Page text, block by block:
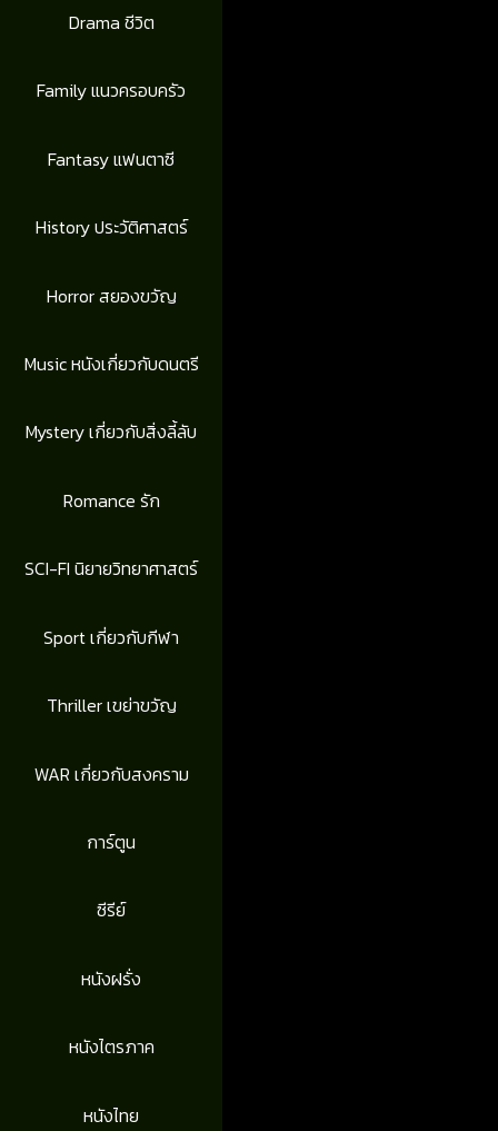
Drama ชีวิต
Family แนวครอบครัว
Fantasy แฟนตาซี
History ประวัติศาสตร์
Horror สยองขวัญ
Music หนังเกี่ยวกับดนตรี
Mystery เกี่ยวกับสิ่งลี้ลับ
Romance รัก
SCI-FI นิยายวิทยาศาสตร์
Sport เกี่ยวกับกีฬา
Thriller เขย่าขวัญ
WAR เกี่ยวกับสงคราม
การ์ตูน
ซีรีย์
หนังฝรั่ง
หนังไตรภาค
หนังไทย